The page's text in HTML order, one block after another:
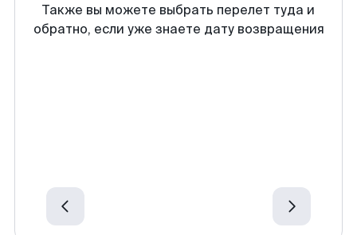
Также вы можете выбрать перелет туда и
обратно, если уже знаете дату возвращения